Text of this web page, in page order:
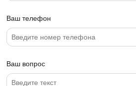
Ваш телефон
Ваш вопрос